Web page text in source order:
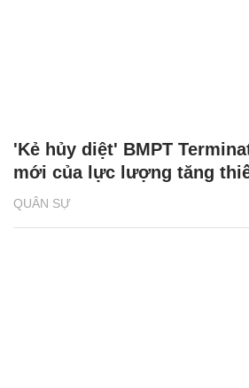
QUÂN SỰ
'Kẻ hủy diệt' BMPT
mới của lực lượng tăng